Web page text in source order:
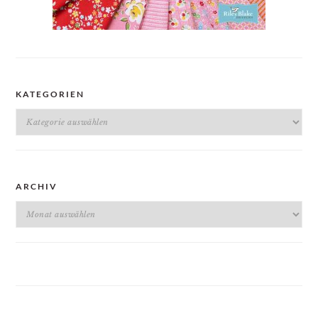
KATEGORIEN
Kategorien
ARCHIV
Archiv